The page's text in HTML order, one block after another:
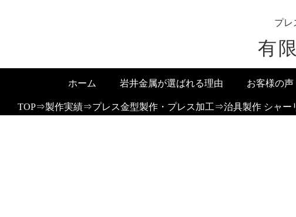
プレ
有
ホーム 岩井金属が選ばれる理由 お客様の声
TOP⇒製作実績⇒プレス金型製作・プレス加工⇒治具製作 シャー